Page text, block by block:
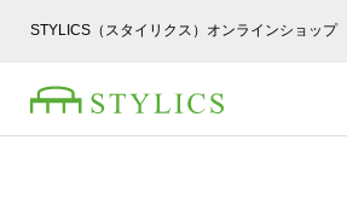
STYLICS（スタイリクス）オンラインショップ